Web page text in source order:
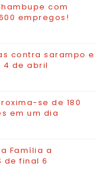
com
empregos!
contra sarampo e
4 de abril
se de 180
em um dia
Família a
de final 6